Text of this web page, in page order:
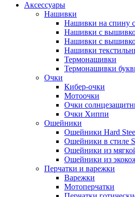
Аксессуары
Нашивки
Нашивки на спину
Нашивки с
Нашивки с
Нашивки
Термонашивки
Термонашивки
Очки
Кибер-очки
Мотоочки
Очки
Очки Хиппи
Ошейники
Ошейники Hard
Ошейники в стиле
Ошейники из
Ошейники из
Перчатки и варежки
Варежки
Мотоперчатки